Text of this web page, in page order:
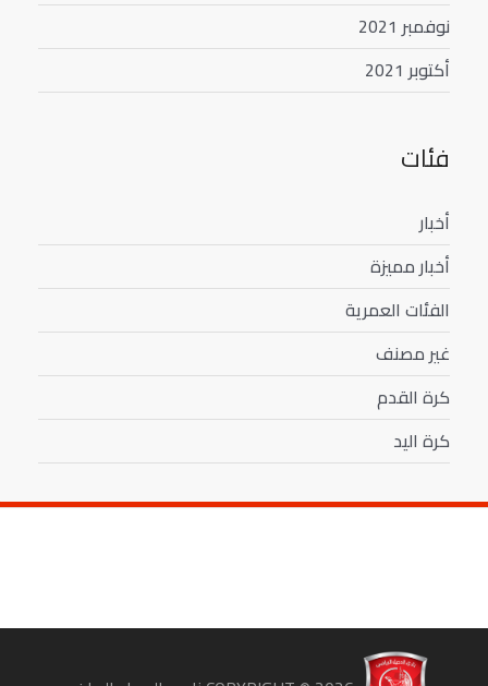
نوفمبر 2021
أكتوبر 2021
فئات
أخبار
أخبار مميزة
الفئات العمرية
غير مصنف
كرة القدم
كرة اليد